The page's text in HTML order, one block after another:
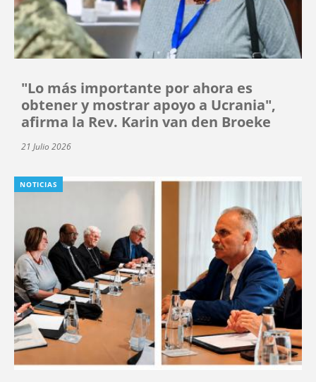
"Lo más importante por ahora es
obtener y mostrar apoyo a Ucrania",
afirma la Rev. Karin van den Broeke
21 Julio 2026
NOTICIAS